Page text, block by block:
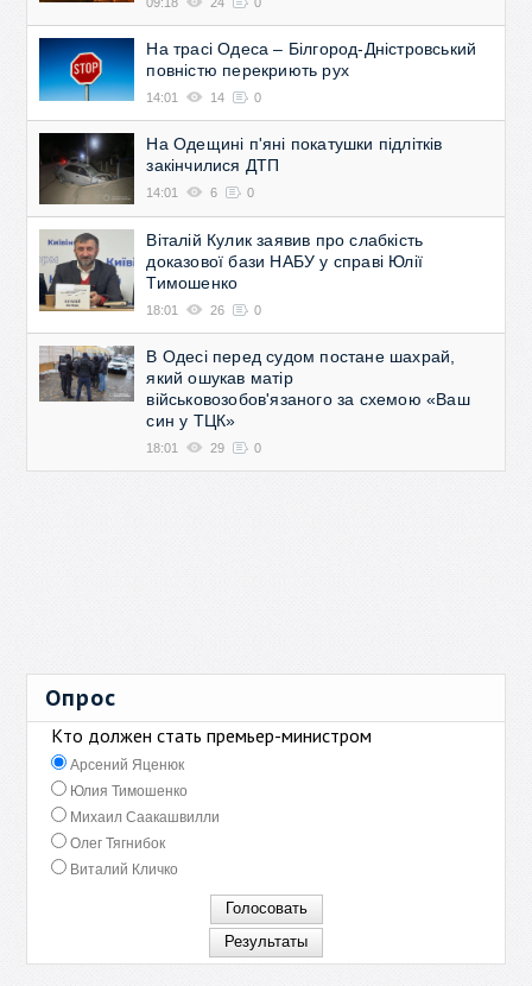
На трасі Одеса – Білгород-Дністровський
повністю перекриють рух
14:01 14 0
На Одещині п'яні покатушки підлітків
закінчилися ДТП
14:01 6 0
Віталій Кулик заявив про слабкість
доказової бази НАБУ у справі Юлії
Тимошенко
18:01 26 0
В Одесі перед судом постане шахрай,
який ошукав матір
військовозобов'язаного за схемою «Ваш
син у ТЦК»
18:01 29 0
Опрос
Кто должен стать премьер-министром
Арсений Яценюк
Юлия Тимошенко
Михаил Саакашвилли
Олег Тягнибок
Виталий Кличко